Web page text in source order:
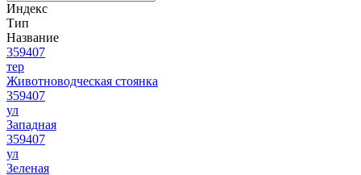
Индекс
Тип
Название
359407
тер
Животноводческая стоянка
359407
ул
Западная
359407
ул
Зеленая